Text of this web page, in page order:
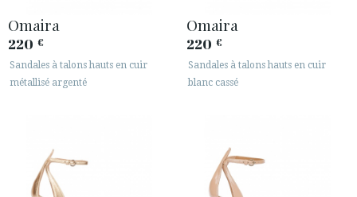
Omaira
220 €
Sandales à talons hauts en cuir
métallisé argenté
Omaira
220 €
Sandales à talons hauts en cuir
blanc cassé